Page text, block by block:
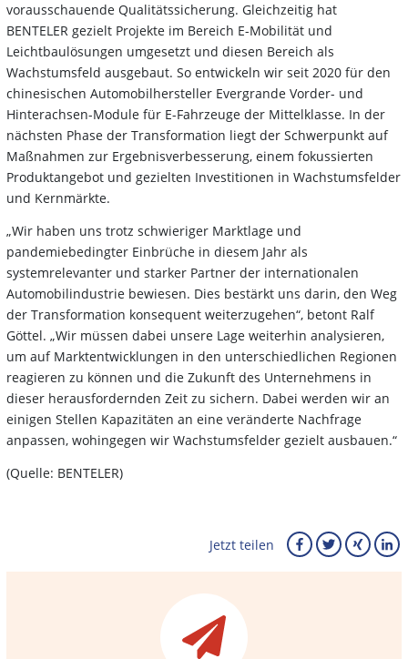
vorausschauende Qualitätssicherung. Gleichzeitig hat
BENTELER gezielt Projekte im Bereich E-Mobilität und
Leichtbaulösungen umgesetzt und diesen Bereich als
Wachstumsfeld ausgebaut. So entwickeln wir seit 2020 für den
chinesischen Automobilhersteller Evergrande Vorder- und
Hinterachsen-Module für E-Fahrzeuge der Mittelklasse. In der
nächsten Phase der Transformation liegt der Schwerpunkt auf
Maßnahmen zur Ergebnisverbesserung, einem fokussierten
Produktangebot und gezielten Investitionen in Wachstumsfelder
und Kernmärkte.
„Wir haben uns trotz schwieriger Marktlage und
pandemiebedingter Einbrüche in diesem Jahr als
systemrelevanter und starker Partner der internationalen
Automobilindustrie bewiesen. Dies bestärkt uns darin, den Weg
der Transformation konsequent weiterzugehen“, betont Ralf
Göttel. „Wir müssen dabei unsere Lage weiterhin analysieren,
um auf Marktentwicklungen in den unterschiedlichen Regionen
reagieren zu können und die Zukunft des Unternehmens in
dieser herausfordernden Zeit zu sichern. Dabei werden wir an
einigen Stellen Kapazitäten an eine veränderte Nachfrage
anpassen, wohingegen wir Wachstumsfelder gezielt ausbauen.“
(Quelle: BENTELER)
Jetzt teilen